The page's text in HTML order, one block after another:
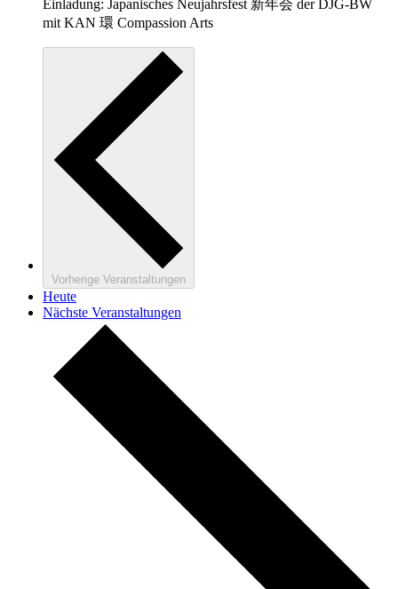
Einladung: Japanisches Neujahrsfest 新年会 der DJG-BW
mit KAN 環 Compassion Arts
Vorherige Veranstaltungen
Heute
Nächste Veranstaltungen